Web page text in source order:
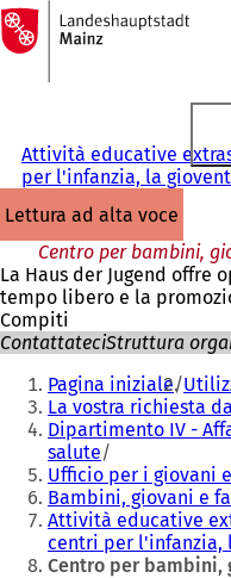
Vai al contenuto
Alla
pagina
iniziale
Attività educative
per l'infanzia, la
lettura ad alta voce
Centro per bambini,
La Haus der Jugend
tempo libero e la
Compiti
ContattateciStruttura
Siete
qui:
Pagina iniziale
La vostra richiesta
Dipartimento IV -
salute
Ufficio per i giovani
Bambini, giovani e
Attività educative
centri per l'infanzia,
Centro per bambini,